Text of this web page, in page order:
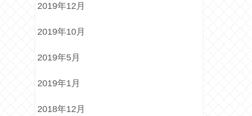
2019年12月
2019年10月
2019年5月
2019年1月
2018年12月